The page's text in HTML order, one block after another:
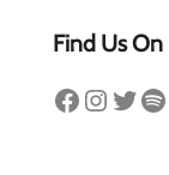
Find Us On
Facebook Instagram Twitter Spotify